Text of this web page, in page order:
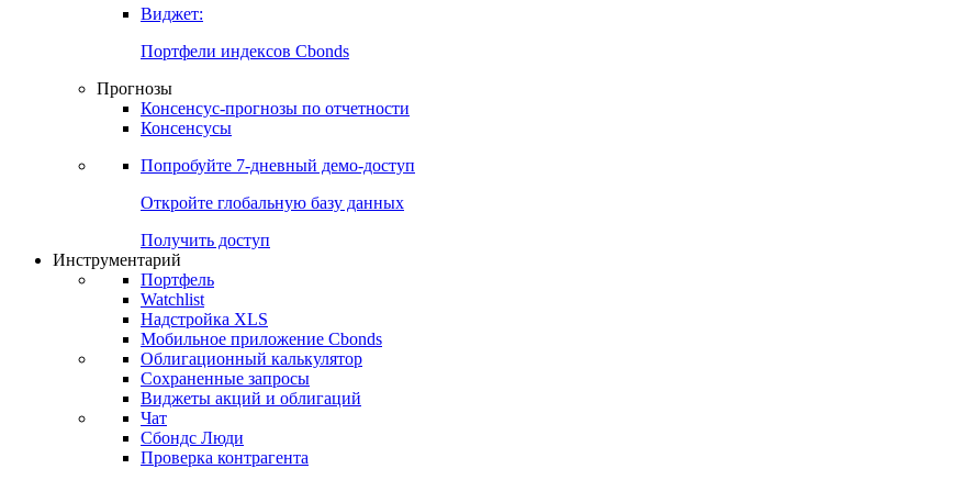
Виджет:
Портфели индексов Cbonds
Прогнозы
Консенсус-прогнозы по отчетности
Консенсусы
Попробуйте 7-дневный демо-доступ
Откройте глобальную базу данных
Получить доступ
Инструментарий
Портфель
Watchlist
Надстройка XLS
Мобильное приложение Cbonds
Облигационный калькулятор
Сохраненные запросы
Виджеты акций и облигаций
Чат
Сбондс Люди
Проверка контрагента